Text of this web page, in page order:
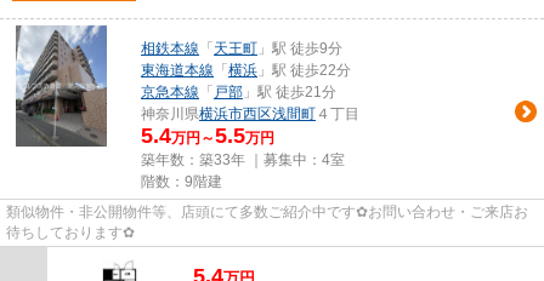
相鉄本線 「 天王町 」駅 徒歩9分
東海道本線 「 横浜 」駅 徒歩22分
京急本線 「 戸部 」駅 徒歩21分
神奈川県横浜市西区浅間町 ４丁目
5.4万円～5.5万円
築年数：築33年 ｜募集中： 4室
階数：9階建
類似物件・非公開物件等、店頭にて多数ご紹介中です✿お問い合わせ・ご来店お
待ちしております✿
5.4